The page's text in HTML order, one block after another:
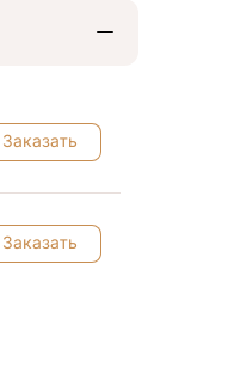
Заказать
Заказать